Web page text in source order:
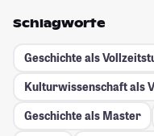
Schlagworte
Geschichte als
Kulturwissenschaft als
Geschichte als Master